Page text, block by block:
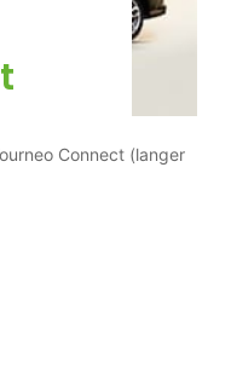
Connect (langer